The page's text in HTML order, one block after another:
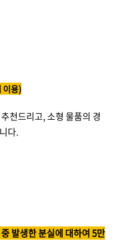
이용)
천드리고, 소형 물품의 경
다.
발생한 분실에 대하여 5만